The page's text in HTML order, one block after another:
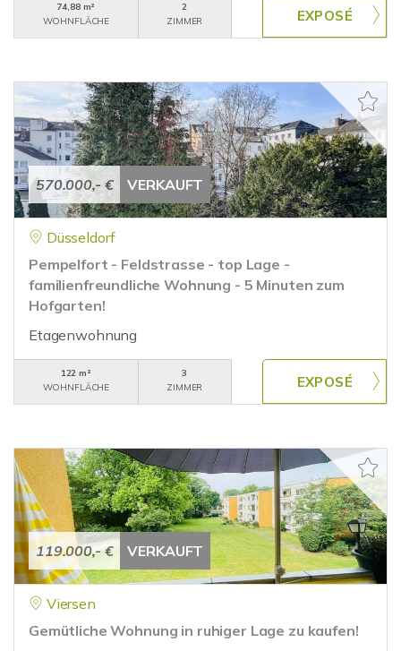
74,88 m²
WOHNFLÄCHE
2
ZIMMER
570.000,- € VERKAUFT
Düsseldorf
Pempelfort - Feldstrasse - top Lage -
familienfreundliche Wohnung - 5 Minuten zum
Hofgarten!
Etagenwohnung
122 m²
WOHNFLÄCHE
3
ZIMMER
119.000,- € VERKAUFT
Viersen
Gemütliche Wohnung in ruhiger Lage zu kaufen!